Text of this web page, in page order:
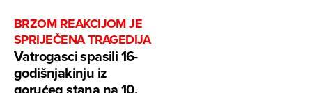
BRZOM REAKCIJOM JE
SPRIJEČENA TRAGEDIJA
Vatrogasci spasili 16-
godišnjakinju iz